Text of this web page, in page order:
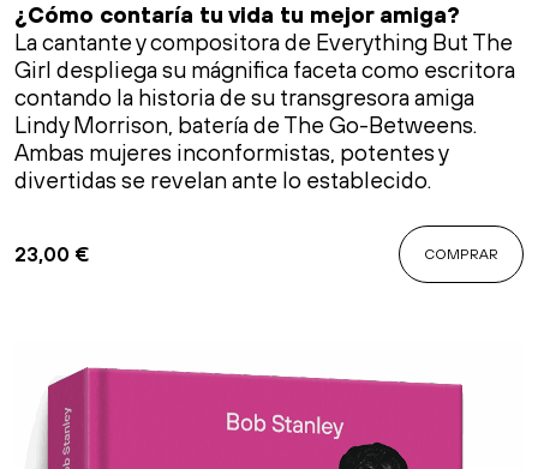
¿Cómo contaría tu vida tu mejor amiga?
La cantante y compositora de Everything But The
Girl despliega su mágnifica faceta como escritora
contando la historia de su transgresora amiga
Lindy Morrison, batería de The Go-Betweens.
Ambas mujeres inconformistas, potentes y
divertidas se revelan ante lo establecido.
23,00 € COMPRAR